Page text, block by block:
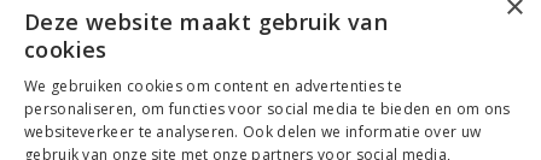
Contact
Over ons
service@schildervacature.nl
Deze website maakt gebruik van
cookies
We gebruiken cookies om content en advertenties te
personaliseren, om functies voor social media te bieden en om ons
websiteverkeer te analyseren. Ook delen we informatie over uw
gebruik van onze site met onze partners voor social media,